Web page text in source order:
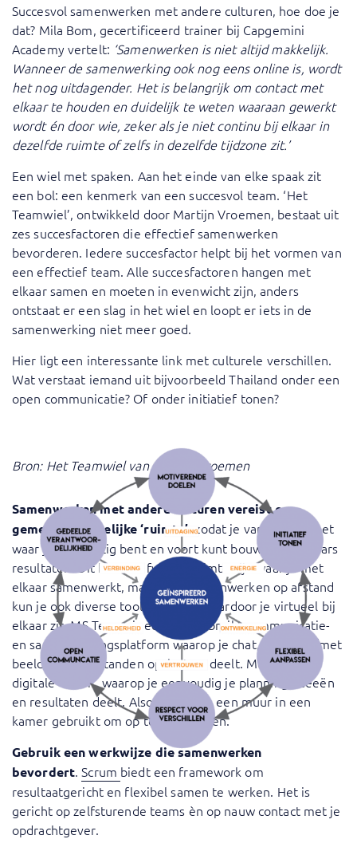
Succesvol samenwerken met andere culturen, hoe doe je
dat? Mila Bom, gecertificeerd trainer bij Capgemini
Academy vertelt: ‘Samenwerken is niet altijd makkelijk.
Wanneer de samenwerking ook nog eens online is, wordt
het nog uitdagender. Het is belangrijk om contact met
elkaar te houden en duidelijk te weten waaraan gewerkt
wordt én door wie, zeker als je niet continu bij elkaar in
dezelfde ruimte of zelfs in dezelfde tijdzone zit.’
Een wiel met spaken. Aan het einde van elke spaak zit
een bol: een kenmerk van een succesvol team. ‘Het
Teamwiel’, ontwikkeld door Martijn Vroemen, bestaat uit
zes succesfactoren die effectief samenwerken
bevorderen. Iedere succesfactor helpt bij het vormen van
een effectief team. Alle succesfactoren hangen met
elkaar samen en moeten in evenwicht zijn, anders
ontstaat er een slag in het wiel en loopt er iets in de
samenwerking niet meer goed.
Hier ligt een interessante link met culturele verschillen.
Wat verstaat iemand uit bijvoorbeeld Thailand onder een
open communicatie? Of onder initiatief tonen?
Bron: Het Teamwiel van Martijn Vroemen
Samenwerken met andere culturen vereist een
gemeenschappelijke ‘ruimte’, zodat je van elkaar weet
waar je mee bezig bent en voort kunt bouwen op elkaars
resultaten. Dit kan een fysieke ruimte zijn waar je met
elkaar samenwerkt, maar voor samenwerken op afstand
kun je ook diverse tools inzetten waardoor je virtueel bij
elkaar zit. MS Teams is een veelgebruikt communicatie-
en samenwerkingsplatform waarop je chat, overlegt (met
beeld) en je bestanden opslaat en deelt. Mural is een
digitale ‘muur’, waarop je eenvoudig je planning, ideeën
en resultaten deelt. Alsof je samen een muur in een
kamer gebruikt om op te visualiseren.
Gebruik een werkwijze die samenwerken
bevordert.Scrum biedt een framework om
resultaatgericht en flexibel samen te werken. Het is
gericht op zelfsturende teams èn op nauw contact met je
opdrachtgever.